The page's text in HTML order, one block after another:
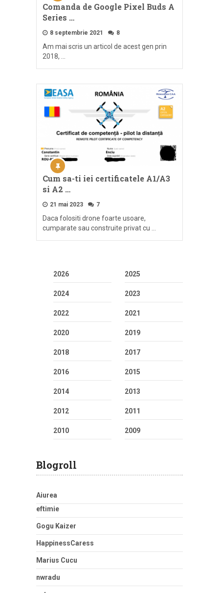
Comanda de Google Pixel Buds A
Series …
8 septembrie 2021 8
Am mai scris un articol de acest gen prin
2018, …
Cum sa-ti iei certificatele A1/A3
si A2 …
21 mai 2023 7
Daca folositi drone foarte usoare,
cumparate sau construite privat cu …
2026 2025
2024 2023
2022 2021
2020 2019
2018 2017
2016 2015
2014 2013
2012 2011
2010 2009
Blogroll
Aiurea
eftimie
Gogu Kaizer
HappinessCaress
Marius Cucu
nwradu